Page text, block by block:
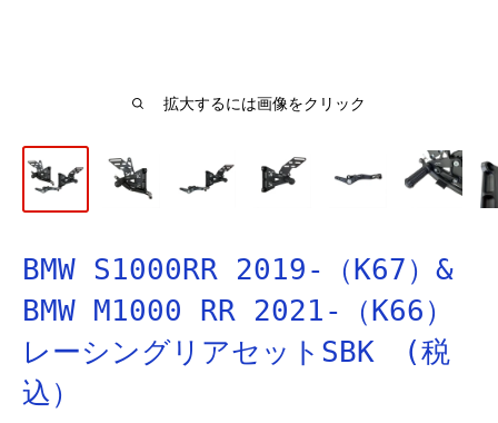
拡大するには画像をクリック
BMW S1000RR 2019-（K67）&
BMW M1000 RR 2021-（K66）
レーシングリアセットSBK (税
込）